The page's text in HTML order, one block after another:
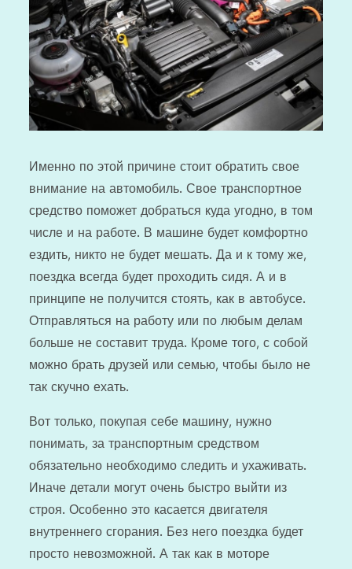
Именно по этой причине стоит обратить свое
внимание на автомобиль. Свое транспортное
средство поможет добраться куда угодно, в том
числе и на работе. В машине будет комфортно
ездить, никто не будет мешать. Да и к тому же,
поездка всегда будет проходить сидя. А и в
принципе не получится стоять, как в автобусе.
Отправляться на работу или по любым делам
больше не составит труда. Кроме того, с собой
можно брать друзей или семью, чтобы было не
так скучно ехать.
Вот только, покупая себе машину, нужно
понимать, за транспортным средством
обязательно необходимо следить и ухаживать.
Иначе детали могут очень быстро выйти из
строя. Особенно это касается двигателя
внутреннего сгорания. Без него поездка будет
просто невозможной. А так как в моторе